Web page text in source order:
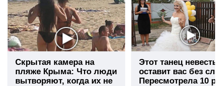
Скрытая камера на
пляже Крыма: Что люди
вытворяют, когда их не
Этот танец невесты
оставит вас без
Пересмотрела 10